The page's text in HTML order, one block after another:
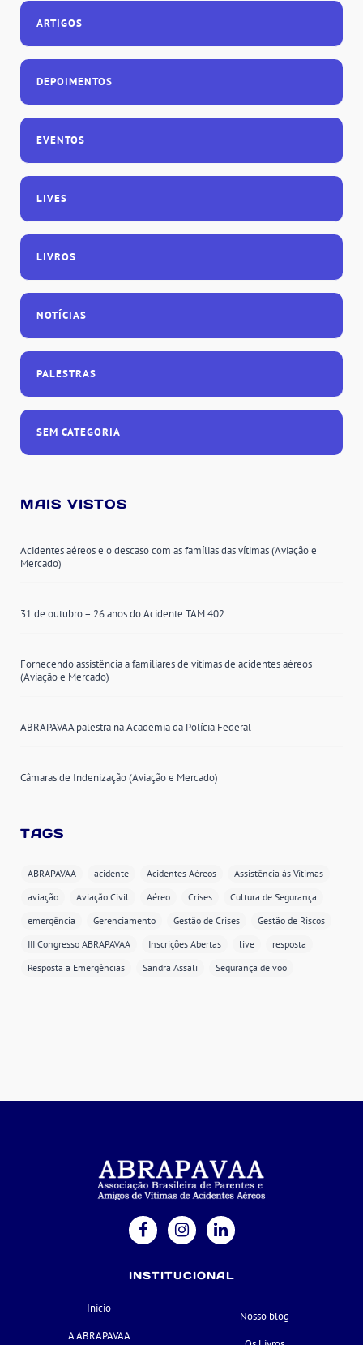
ARTIGOS
DEPOIMENTOS
EVENTOS
LIVES
LIVROS
NOTÍCIAS
PALESTRAS
SEM CATEGORIA
MAIS VISTOS
Acidentes aéreos e o descaso com as famílias das vítimas (Aviação e
Mercado)
31 de outubro – 26 anos do Acidente TAM 402.
Fornecendo assistência a familiares de vítimas de acidentes aéreos
(Aviação e Mercado)
ABRAPAVAA palestra na Academia da Polícia Federal
Câmaras de Indenização (Aviação e Mercado)
TAGS
ABRAPAVAA acidente Acidentes Aéreos
Assistência às Vítimas
aviação
Aviação Civil Aéreo Crises
Cultura de Segurança
emergência
Gerenciamento Gestão de Crises
Gestão de Riscos
III Congresso ABRAPAVAA
Inscrições Abertas live
resposta
Resposta a Emergências
Sandra Assali Segurança de voo
INSTITUCIONAL
Início
A ABRAPAVAA
Nosso blog